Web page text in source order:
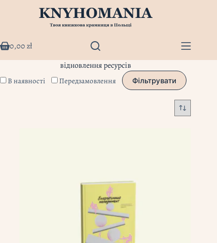
Кошик
0,00zł
відновлення ресурсів
В наявності Передзамовлення Фільтрувати